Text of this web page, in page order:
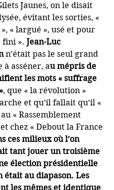
Jaunes, on le disait
évitant les sorties, «
« largué », usé et pour
fini ». Jean-Luc
n’était pas le seul grand
à asséner, au mépris de
les mots « suffrage
, que « la révolution »
et qu’il fallait qu’il «
« Rassemblement
chez « Debout la France
ces milieux où l’on
tant jouer un troisième
élection présidentielle
était au diapason. Les
les mêmes et identique